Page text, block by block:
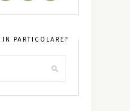
PARTICOLARE?